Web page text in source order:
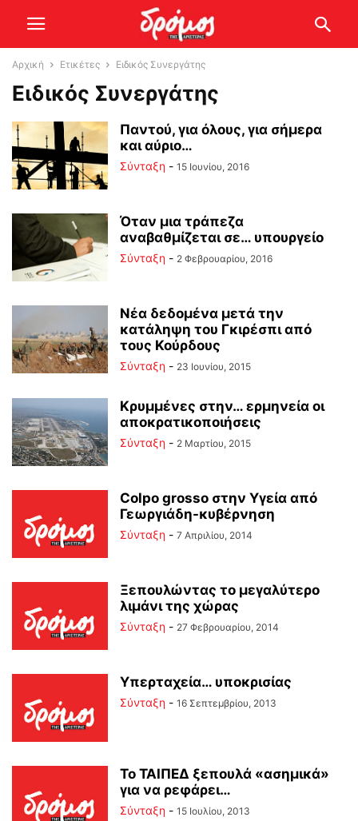
Αρχική Ετικέτες Ειδικός Συνεργάτης
Ειδικός Συνεργάτης
Παντού, για όλους, για σήμερα
και αύριο…
Σύνταξη - 15 Ιουνίου, 2016
Όταν μια τράπεζα
αναβαθμίζεται σε… υπουργείο
Σύνταξη - 2 Φεβρουαρίου, 2016
Νέα δεδομένα μετά την
κατάληψη του Γκιρέσπι από
τους Κούρδους
Σύνταξη - 23 Ιουνίου, 2015
Κρυμμένες στην… ερμηνεία οι
αποκρατικοποιήσεις
Σύνταξη - 2 Μαρτίου, 2015
Colpo grosso στην Υγεία από
Γεωργιάδη-κυβέρνηση
Σύνταξη - 7 Απριλίου, 2014
Ξεπουλώντας το μεγαλύτερο
λιμάνι της χώρας
Σύνταξη - 27 Φεβρουαρίου, 2014
Υπερταχεία… υποκρισίας
Σύνταξη - 16 Σεπτεμβρίου, 2013
Το ΤΑΙΠΕΔ ξεπουλά «ασημικά»
για να ρεφάρει…
Σύνταξη - 15 Ιουλίου, 2013